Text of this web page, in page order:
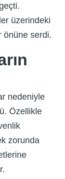
üzerindeki
önüne serdi.
nedeniyle
Özellikle
zorunda